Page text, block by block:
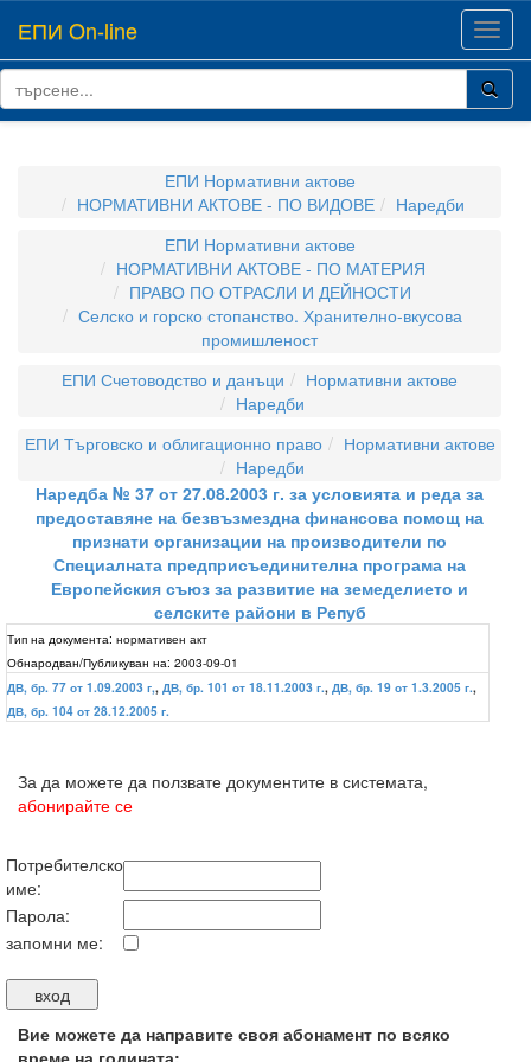
ЕПИ On-line
ЕПИ Нормативни актове
НОРМАТИВНИ АКТОВЕ - ПО ВИДОВЕ
Наредби
ЕПИ Нормативни актове
НОРМАТИВНИ АКТОВЕ - ПО МАТЕРИЯ
ПРАВО ПО ОТРАСЛИ И ДЕЙНОСТИ
Селско и горско стопанство. Хранително-вкусова
промишленост
ЕПИ Счетоводство и данъци
Нормативни актове
Наредби
ЕПИ Търговско и облигационно право
Нормативни актове
Наредби
Наредба № 37 от 27.08.2003 г. за условията и реда за
предоставяне на безвъзмездна финансова помощ на
признати организации на производители по
Специалната предприсъединителна програма на
Европейския съюз за развитие на земеделието и
селските райони в Репуб
Тип на документа: нормативен акт
Обнародван/Публикуван на: 2003-09-01
ДВ, бр. 77 от 1.09.2003 г,, ДВ, бр. 101 от 18.11.2003 г., ДВ, бр. 19 от 1.3.2005 г.,
ДВ, бр. 104 от 28.12.2005 г.
За да можете да ползвате документите в системата,
абонирайте се
Потребителско
име:
Парола:
запомни ме:
Вие можете да направите своя абонамент по всяко
време на годината: